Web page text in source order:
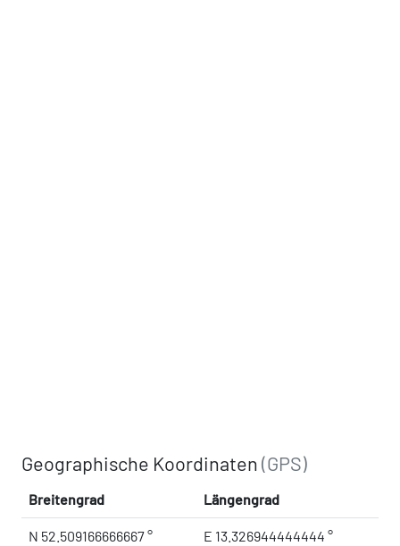
Geographische Koordinaten(GPS)
Breitengrad Längengrad
N 52.509166666667 ° E 13.326944444444 °